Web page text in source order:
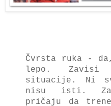
Čvrsta ruka -
lepo.
situacije. Ni
nisu isti.
pričaju da